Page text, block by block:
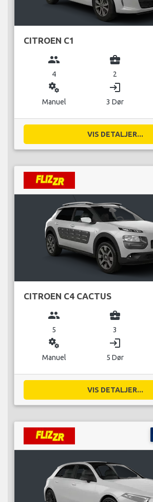
CITROEN C1
group
4
business_center
2
miscellaneous_services
Manuel
login
3 Dør
VIS DETALJER...
CITROEN C4 CACTUS
group
5
business_center
3
miscellaneous_services
Manuel
login
5 Dør
VIS DETALJER...